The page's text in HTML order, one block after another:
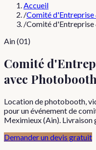
Accueil
/Comité d'Entreprise
/Comité
Ain (01)
Comité
avec
Location de photobooth,
pour un événement de
Meximieux (Ain). Livraison
Demander un devis gratuit